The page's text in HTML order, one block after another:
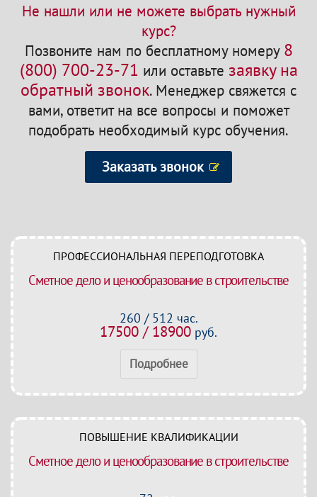
Не нашли или не можете выбрать нужный
курс?
Позвоните нам по бесплатному номеру 8
(800) 700-23-71 или оставьте заявку на
обратный звонок.Менеджер свяжется с
вами, ответит на все вопросы и поможет
подобрать необходимый курс обучения.
Заказать звонок
ПРОФЕССИОНАЛЬНАЯ ПЕРЕПОДГОТОВКА
Сметное дело и ценообразование в строительстве
260 / 512 час.
17500 / 18900 руб.
Подробнее
ПОВЫШЕНИЕ КВАЛИФИКАЦИИ
Сметное дело и ценообразование в строительстве